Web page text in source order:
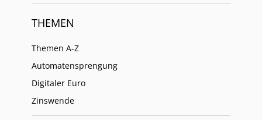
THEMEN
Themen A-Z
Automatensprengung
Digitaler Euro
Zinswende